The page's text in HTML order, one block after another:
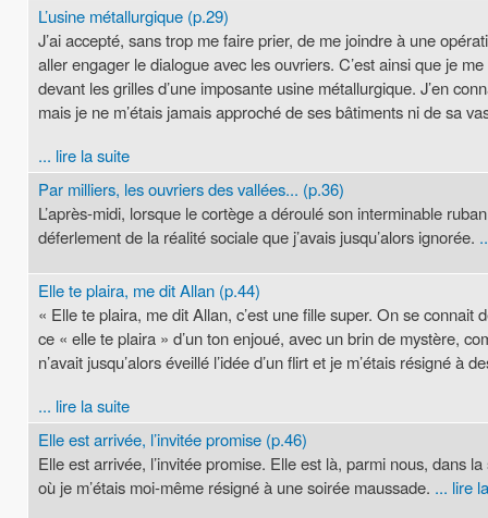
L’usine métallurgique (p.29)
J’ai accepté, sans trop me faire prier, de me joindre à une
aller engager le dialogue avec les ouvriers. C’est ainsi que je
devant les grilles d’une imposante usine métallurgique. J’en
mais je ne m’étais jamais approché de ses bâtiments ni de sa
... lire la suite
Par milliers, les ouvriers des vallées... (p.36)
L’après-midi, lorsque le cortège a déroulé son interminable
déferlement de la réalité sociale que j’avais jusqu’alors ignorée.
Elle te plaira, me dit Allan (p.44)
« Elle te plaira, me dit Allan, c’est une fille super. On se
ce « elle te plaira » d’un ton enjoué, avec un brin de mystère,
n’avait jusqu’alors éveillé l’idée d’un flirt et je m’étais résigné
... lire la suite
Elle est arrivée, l’invitée promise (p.46)
Elle est arrivée, l’invitée promise. Elle est là, parmi nous, dans
où je m’étais moi-même résigné à une soirée maussade. ... lire